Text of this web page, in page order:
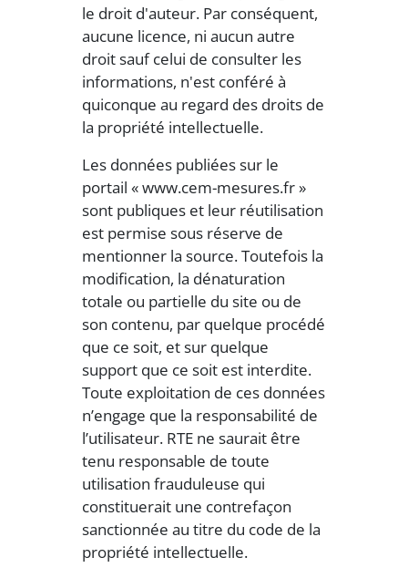
le droit d'auteur. Par conséquent,
aucune licence, ni aucun autre
droit sauf celui de consulter les
informations, n'est conféré à
quiconque au regard des droits de
la propriété intellectuelle.
Les données publiées sur le
portail « www.cem-mesures.fr »
sont publiques et leur réutilisation
est permise sous réserve de
mentionner la source. Toutefois la
modification, la dénaturation
totale ou partielle du site ou de
son contenu, par quelque procédé
que ce soit, et sur quelque
support que ce soit est interdite.
Toute exploitation de ces données
n’engage que la responsabilité de
l’utilisateur. RTE ne saurait être
tenu responsable de toute
utilisation frauduleuse qui
constituerait une contrefaçon
sanctionnée au titre du code de la
propriété intellectuelle.